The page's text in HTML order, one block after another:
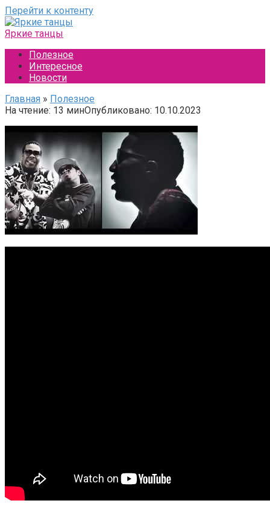
Перейти к контенту
Яркие танцы
Полезное
Интересное
Новости
Главная » Полезное
На чтение: 13 минОпубликовано: 10.10.2023